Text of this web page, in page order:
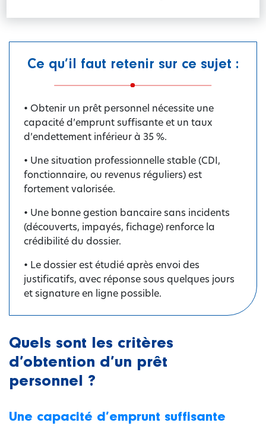
Ce qu’il faut retenir sur ce sujet :
• Obtenir un prêt personnel nécessite une
capacité d’emprunt suffisante et un taux
d’endettement inférieur à 35 %.
• Une situation professionnelle stable (CDI,
fonctionnaire, ou revenus réguliers) est
fortement valorisée.
• Une bonne gestion bancaire sans incidents
(découverts, impayés, fichage) renforce la
crédibilité du dossier.
• Le dossier est étudié après envoi des
justificatifs, avec réponse sous quelques jours
et signature en ligne possible.
Quels sont les critères
d’obtention d’un prêt
personnel ?
Une capacité d’emprunt suffisante